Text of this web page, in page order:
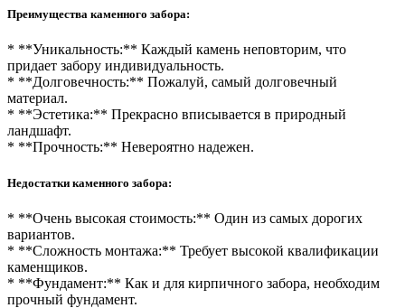
Преимущества каменного забора:
* **Уникальность:** Каждый камень неповторим, что
придает забору индивидуальность.
* **Долговечность:** Пожалуй, самый долговечный
материал.
* **Эстетика:** Прекрасно вписывается в природный
ландшафт.
* **Прочность:** Невероятно надежен.
Недостатки каменного забора:
* **Очень высокая стоимость:** Один из самых дорогих
вариантов.
* **Сложность монтажа:** Требует высокой квалификации
каменщиков.
* **Фундамент:** Как и для кирпичного забора, необходим
прочный фундамент.